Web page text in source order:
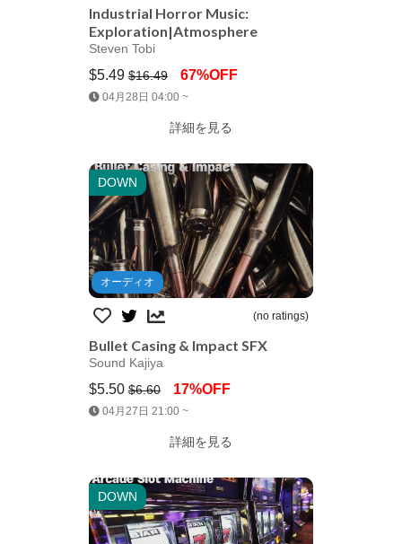
Industrial Horror Music:
Exploration|Atmosphere
Steven Tobi
$5.49 $16.49 67%OFF
04月28日 04:00 ~
詳細を見る
DOWN
Jump AssetStore
オーディオ
(no ratings)
Bullet Casing & Impact SFX
Sound Kajiya
$5.50 $6.60 17%OFF
04月27日 21:00 ~
詳細を見る
DOWN
Jump AssetStore